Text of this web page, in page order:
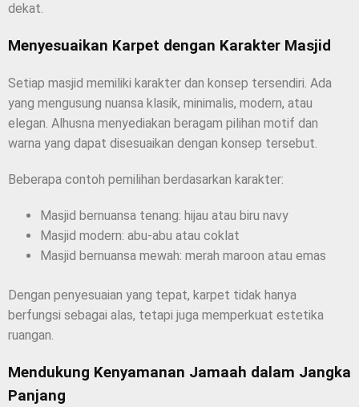
dekat.
Menyesuaikan Karpet dengan Karakter Masjid
Setiap masjid memiliki karakter dan konsep tersendiri. Ada
yang mengusung nuansa klasik, minimalis, modern, atau
elegan. Alhusna menyediakan beragam pilihan motif dan
warna yang dapat disesuaikan dengan konsep tersebut.
Beberapa contoh pemilihan berdasarkan karakter:
Masjid bernuansa tenang: hijau atau biru navy
Masjid modern: abu-abu atau coklat
Masjid bernuansa mewah: merah maroon atau emas
Dengan penyesuaian yang tepat, karpet tidak hanya
berfungsi sebagai alas, tetapi juga memperkuat estetika
ruangan.
Mendukung Kenyamanan Jamaah dalam Jangka
Panjang